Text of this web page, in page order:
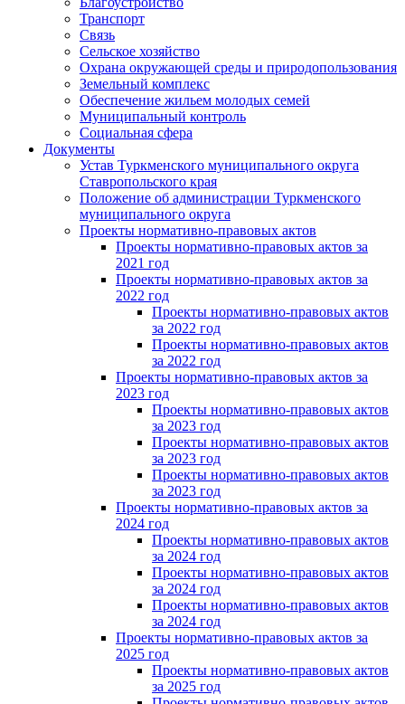
Транспорт
Связь
Сельское хозяйство
Охрана окружающей среды и природопользования
Земельный комплекс
Обеспечение жильем молодых семей
Муниципальный контроль
Социальная сфера
Документы
Устав Туркменского муниципального округа
Ставропольского края
Положение об администрации Туркменского
муниципального округа
Проекты нормативно-правовых актов
Проекты нормативно-правовых актов за
2021 год
Проекты нормативно-правовых актов за
2022 год
Проекты нормативно-правовых актов
за 2022 год
Проекты нормативно-правовых актов
за 2022 год
Проекты нормативно-правовых актов за
2023 год
Проекты нормативно-правовых актов
за 2023 год
Проекты нормативно-правовых актов
за 2023 год
Проекты нормативно-правовых актов
за 2023 год
Проекты нормативно-правовых актов за
2024 год
Проекты нормативно-правовых актов
за 2024 год
Проекты нормативно-правовых актов
за 2024 год
Проекты нормативно-правовых актов
за 2024 год
Проекты нормативно-правовых актов за
2025 год
Проекты нормативно-правовых актов
за 2025 год